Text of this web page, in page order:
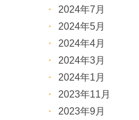
2024年7月
2024年5月
2024年4月
2024年3月
2024年1月
2023年11月
2023年9月